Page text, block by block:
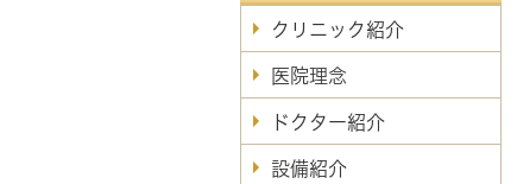
クリニック紹介
医院理念
ドクター紹介
設備紹介